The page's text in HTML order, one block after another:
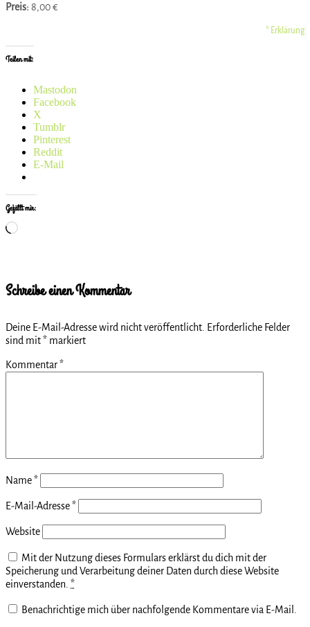
Preis: 8,00 €
* Erklärung
Teilen mit:
Mastodon
Facebook
X
Tumblr
Pinterest
Reddit
E-Mail
Gefällt mir:
Wird
Schreibe einen Kommentar
Deine E-Mail-Adresse wird nicht veröffentlicht. Erforderliche Felder
sind mit* markiert
Kommentar*
Name*
E-Mail-Adresse*
Website
Mit der Nutzung dieses Formulars erklärst du dich mit der
Speicherung und Verarbeitung deiner Daten durch diese Website
einverstanden. *
Benachrichtige mich über nachfolgende Kommentare via E-Mail.